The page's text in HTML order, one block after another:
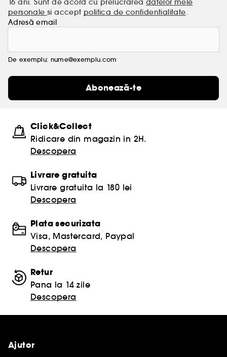
16 ani. Sunt de acord cu prelucrarea datelor mele
personalesi accept politica de confidentialitate.
Adresă email
De exemplu: nume@exemplu.com
Abonează-te
Click&Collect
Ridicare din magazin in 2H.
Descopera
Livrare gratuita
Livrare gratuita la 180 lei
Descopera
Plata securizata
Visa, Mastercard, Paypal
Descopera
Retur
Pana la 14 zile
Descopera
Ajutor